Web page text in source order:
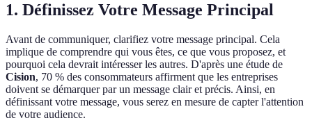
1. Définissez Votre Message Principal
Avant de communiquer, clarifiez votre message principal. Cela
implique de comprendre qui vous êtes, ce que vous proposez, et
pourquoi cela devrait intéresser les autres. D'après une étude de
Cision, 70 % des consommateurs affirment que les entreprises
doivent se démarquer par un message clair et précis. Ainsi, en
définissant votre message, vous serez en mesure de capter l'attention
de votre audience.